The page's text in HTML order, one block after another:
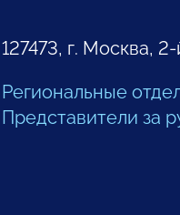
127473, г. Москва,
Региональные
Представители за